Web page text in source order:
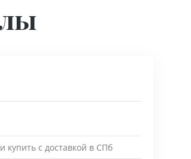
купить с доставкой в СПб